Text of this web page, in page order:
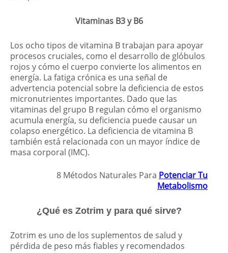
Vitaminas B3 y B6
Los ocho tipos de vitamina B trabajan para apoyar
procesos cruciales, como el desarrollo de glóbulos
rojos y cómo el cuerpo convierte los alimentos en
energía. La fatiga crónica es una señal de
advertencia potencial sobre la deficiencia de estos
micronutrientes importantes. Dado que las
vitaminas del grupo B regulan cómo el organismo
acumula energía, su deficiencia puede causar un
colapso energético. La deficiencia de vitamina B
también está relacionada con un mayor índice de
masa corporal (IMC).
8 Métodos Naturales Para Potenciar Tu
Metabolismo
¿Qué es Zotrim y para qué sirve?
Zotrim es uno de los suplementos de salud y
pérdida de peso más fiables y recomendados